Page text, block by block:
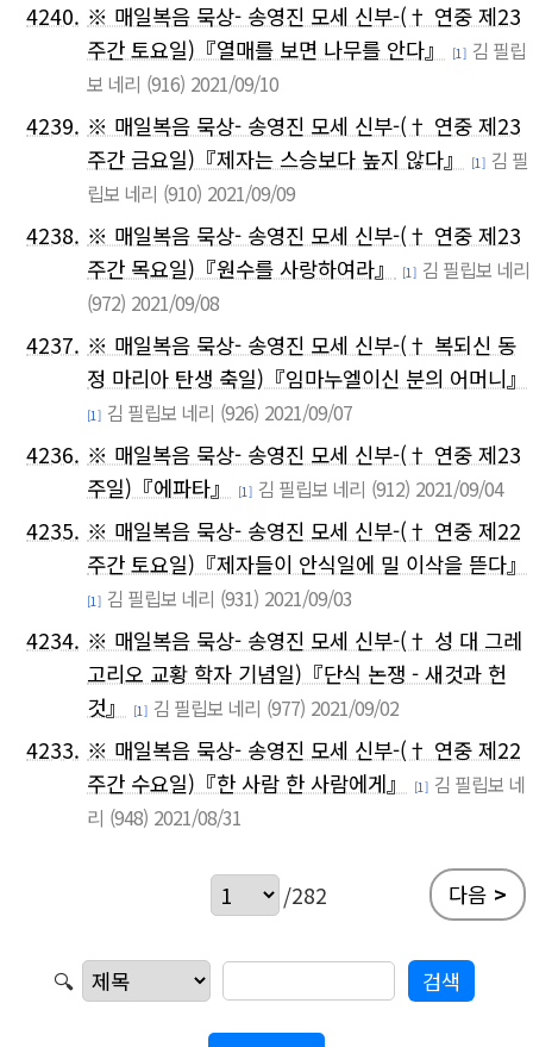
4240. ※ 매일복음 묵상- 송영진 모세 신부-(† 연중 제23
주간 토요일)『열매를 보면 나무를 안다』
[1] 김 필립
보 네리 (916) 2021/09/10
4239. ※ 매일복음 묵상- 송영진 모세 신부-(† 연중 제23
주간 금요일)『제자는 스승보다 높지 않다』
[1] 김 필
립보 네리 (910) 2021/09/09
4238. ※ 매일복음 묵상- 송영진 모세 신부-(† 연중 제23
주간 목요일)『원수를 사랑하여라』
[1] 김 필립보 네리
(972) 2021/09/08
4237. ※ 매일복음 묵상- 송영진 모세 신부-(† 복되신 동
정 마리아 탄생 축일)『임마누엘이신 분의 어머니』
[1] 김 필립보 네리 (926) 2021/09/07
4236. ※ 매일복음 묵상- 송영진 모세 신부-(† 연중 제23
주일)『에파타』
[1] 김 필립보 네리 (912) 2021/09/04
4235. ※ 매일복음 묵상- 송영진 모세 신부-(† 연중 제22
주간 토요일)『제자들이 안식일에 밀 이삭을 뜯다』
[1] 김 필립보 네리 (931) 2021/09/03
4234. ※ 매일복음 묵상- 송영진 모세 신부-(† 성 대 그레
고리오 교황 학자 기념일)『단식 논쟁 - 새것과 헌
것』
[1] 김 필립보 네리 (977) 2021/09/02
4233. ※ 매일복음 묵상- 송영진 모세 신부-(† 연중 제22
주간 수요일)『한 사람 한 사람에게』
[1] 김 필립보 네
리 (948) 2021/08/31
/282 다음 >
🔍